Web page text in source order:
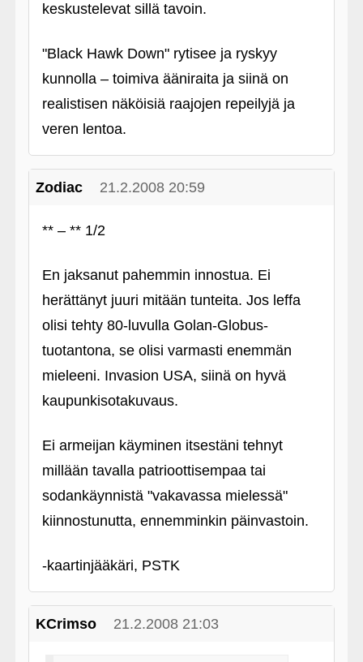
keskustelevat sillä tavoin.
"Black Hawk Down" rytisee ja ryskyy
kunnolla – toimiva ääniraita ja siinä on
realistisen näköisiä raajojen repeilyjä ja
veren lentoa.
Zodiac 21.2.2008 20:59
** – ** 1/2
En jaksanut pahemmin innostua. Ei
herättänyt juuri mitään tunteita. Jos leffa
olisi tehty 80-luvulla Golan-Globus-
tuotantona, se olisi varmasti enemmän
mieleeni. Invasion USA, siinä on hyvä
kaupunkisotakuvaus.
Ei armeijan käyminen itsestäni tehnyt
millään tavalla patrioottisempaa tai
sodankäynnistä "vakavassa mielessä"
kiinnostunutta, ennemminkin päinvastoin.
‑kaartinjääkäri, PSTK
KCrimso 21.2.2008 21:03